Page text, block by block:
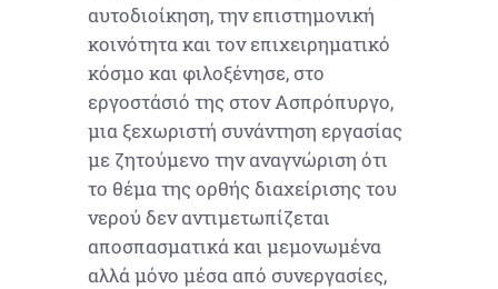
αυτοδιοίκηση, την επιστημονική
κοινότητα και τον επιχειρηματικό
κόσμο και φιλοξένησε, στο
εργοστάσιό της στον Ασπρόπυργο,
μια ξεχωριστή συνάντηση εργασίας
με ζητούμενο την αναγνώριση ότι
το θέμα της ορθής διαχείρισης του
νερού δεν αντιμετωπίζεται
αποσπασματικά και μεμονωμένα
αλλά μόνο μέσα από συνεργασίες,